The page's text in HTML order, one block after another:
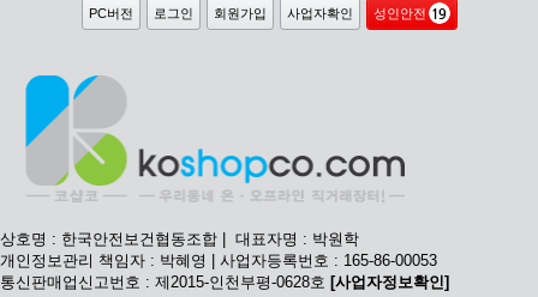
PC버전 로그인 회원가입 사업자확인 성인안전
상호명 : 한국안전보건협동조합 | 대표자명 : 박원학
개인정보관리 책임자 : 박혜영 | 사업자등록번호 : 165-86-00053
통신판매업신고번호 : 제2015-인천부평-0628호 [사업자정보확인]